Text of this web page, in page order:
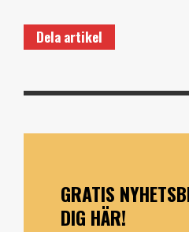
Dela artikel
GRATIS
DIG HÄR!